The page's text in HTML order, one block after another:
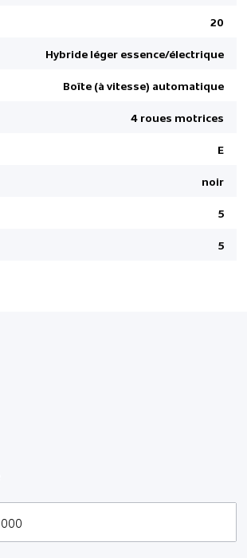
20
Hybride léger essence/électrique
Boîte (à vitesse) automatique
4 roues motrices
E
noir
5
5